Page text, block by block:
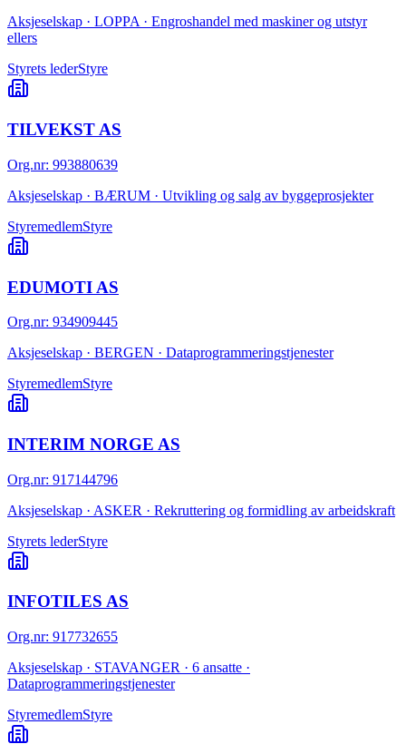
Aksjeselskap · LOPPA · Engroshandel med maskiner og utstyr
ellers
Styrets lederStyre
TILVEKST AS
Org.nr: 993880639
Aksjeselskap · BÆRUM · Utvikling og salg av byggeprosjekter
StyremedlemStyre
EDUMOTI AS
Org.nr: 934909445
Aksjeselskap · BERGEN · Dataprogrammeringstjenester
StyremedlemStyre
INTERIM NORGE AS
Org.nr: 917144796
Aksjeselskap · ASKER · Rekruttering og formidling av arbeidskraft
Styrets lederStyre
INFOTILES AS
Org.nr: 917732655
Aksjeselskap · STAVANGER · 6 ansatte ·
Dataprogrammeringstjenester
StyremedlemStyre